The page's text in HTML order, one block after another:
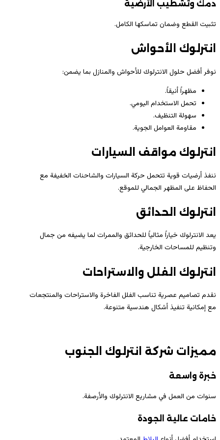
دمك وتشطيب الأرضية
تثبيت القطع وضمان تماسكها الكامل.
انترلوك الأحواش
نوفر أفضل حلول الانترلوك للأحواش والمنازل بما يضمن:
مظهراً أنيقاً.
تحمل الاستخدام اليومي.
سهولة التنظيف.
مقاومة العوامل الجوية.
انترلوك مواقف السيارات
ننفذ أرضيات قوية تتحمل حركة السيارات والشاحنات الخفيفة مع
الحفاظ على المظهر الجمالي للموقع.
انترلوك الحدائق
يعد الانترلوك خياراً مثالياً للحدائق والممرات لما يضيفه من جمال
وتنظيم للمساحات الخارجية.
انترلوك الفلل والاستراحات
نقدم تصاميم عصرية تناسب الفلل الفاخرة والاستراحات والمنتجعات
مع إمكانية تنفيذ أشكال هندسية متنوعة.
مميزات شركة انترلوك الجنوب
خبرة واسعة
سنوات من العمل في مشاريع الانترلوك والأرصفة.
خامات عالية الجودة